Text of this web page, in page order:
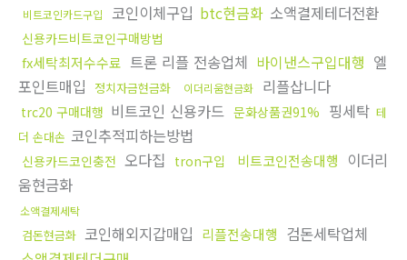
비트코인카드구입
코인이체구입 btc현금화 소액결제테더전환
신용카드비트코인구매방법
fx세탁최저수수료 트론 리플 전송업체 바이낸스구입대행 엘
포인트매입
정치자금현금화 이더리움현금화 리플삽니다
trc20 구매대행 비트코인 신용카드 문화상품권91% 핑세탁 테
더 손대손 코인추적피하는방법
신용카드코인충전 오다집 tron구입 비트코인전송대행
이더리
움현금화
소액결제세탁
검돈현금화 코인해외지갑매입 리플전송대행 검돈세탁업체